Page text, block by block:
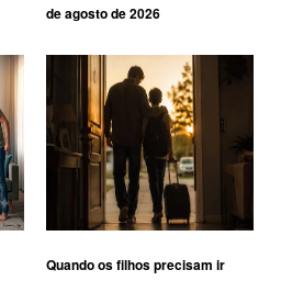
de agosto de 2026
Quando os filhos precisam ir